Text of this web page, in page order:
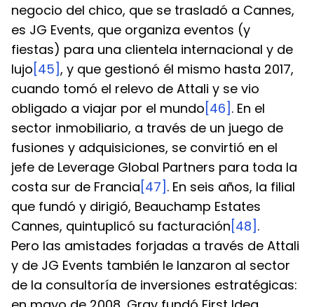
negocio del chico, que se trasladó a Cannes,
es JG Events, que organiza eventos (y
fiestas) para una clientela internacional y de
lujo [45], y que gestionó él mismo hasta 2017,
cuando tomó el relevo de Attali y se vio
obligado a viajar por el mundo [46] . En el
sector inmobiliario, a través de un juego de
fusiones y adquisiciones, se convirtió en el
jefe de Leverage Global Partners para toda la
costa sur de Francia [47] . En seis años, la filial
que fundó y dirigió, Beauchamp Estates
Cannes, quintuplicó su facturación [48] .
Pero las amistades forjadas a través de Attali
y de JG Events también le lanzaron al sector
de la consultoría de inversiones estratégicas: